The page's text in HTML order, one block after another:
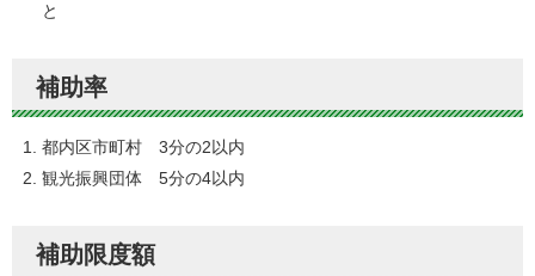
と
補助率
都内区市町村 3分の2以内
観光振興団体 5分の4以内
補助限度額